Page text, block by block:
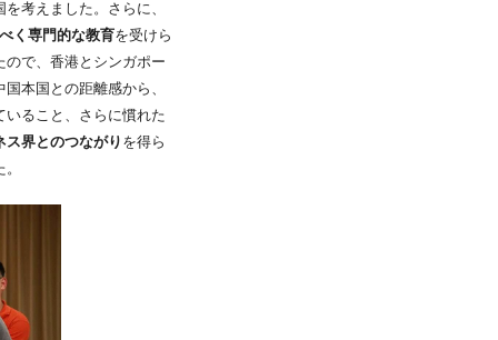
考えました。さらに、
く専門的な教育を受けら
ので、香港とシンガポー
本国との距離感から、
いること、さらに慣れた
ス界とのつながり を得ら